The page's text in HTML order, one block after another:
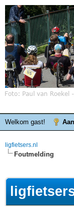
Welkom gast!
ligfietsers.nl
Foutmelding